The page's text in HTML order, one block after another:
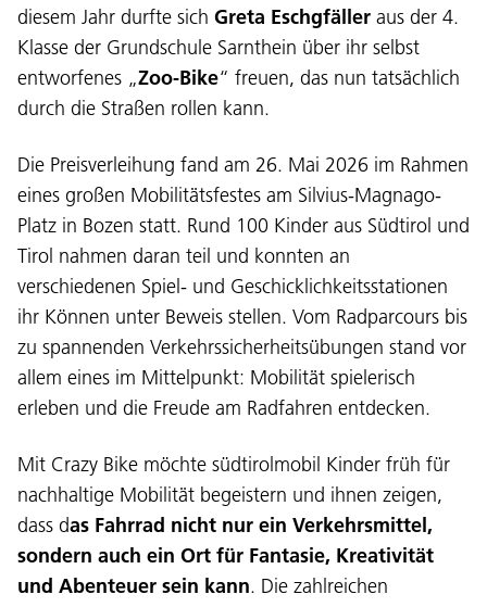
Sprache:
DEU
ITA LAD ENG
Service Desk:+39 0471 220880
diesem Jahr durfte sich Greta Eschgfäller aus der 4.
Klasse der Grundschule Sarnthein über ihr selbst
entworfenes „Zoo-Bike“ freuen, das nun tatsächlich
durch die Straßen rollen kann.
Die Preisverleihung fand am 26. Mai 2026 im Rahmen
eines großen Mobilitätsfestes am Silvius-Magnago-
Platz in Bozen statt. Rund 100 Kinder aus Südtirol und
Tirol nahmen daran teil und konnten an
verschiedenen Spiel- und Geschicklichkeitsstationen
ihr Können unter Beweis stellen. Vom Radparcours bis
zu spannenden Verkehrssicherheitsübungen stand vor
allem eines im Mittelpunkt: Mobilität spielerisch
erleben und die Freude am Radfahren entdecken.
Mit Crazy Bike möchte südtirolmobil Kinder früh für
nachhaltige Mobilität begeistern und ihnen zeigen,
dass das Fahrrad nicht nur ein Verkehrsmittel,
sondern auch ein Ort für Fantasie, Kreativität
und Abenteuer sein kann. Die zahlreichen